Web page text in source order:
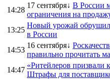
14:28
17 сентября↓ В России
ограничения на
13:25
Новый урожай
в России
14:53
16 сентября↓
правильно прочитать
14:47
«Ритейлеров призвали
Штрафы для